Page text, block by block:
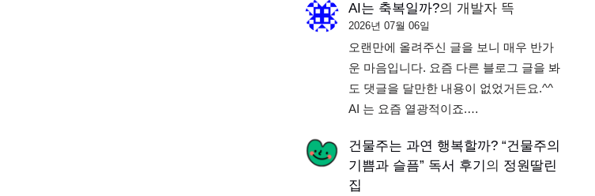
AI는 축복일까?의 개발자 뜩
2026년 07월 06일
오랜만에 올려주신 글을 보니 매우 반가
운 마음입니다. 요즘 다른 블로그 글을 봐
도 댓글을 달만한 내용이 없었거든요.^^
AI 는 요즘 열광적이죠.…
건물주는 과연 행복할까? “건물주의
기쁨과 슬픔” 독서 후기 의 정원딸린
집